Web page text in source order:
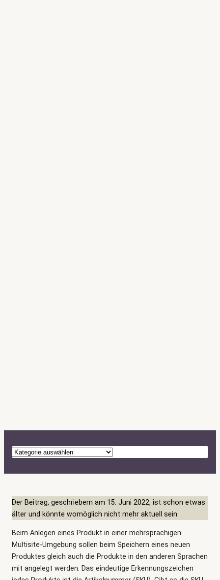
K
t
g
o
r
i
e
n
Der Beitrag, geschriebem am 15. Juni 2022, ist schon etwas
älter und könnte womöglich nicht mehr aktuell sein
Beim Anlegen eines Produkt in einer mehrsprachigen
Multisite-Umgebung sollen beim Speichern eines neuen
Produktes gleich auch die Produkte in den anderen Sprachen
mit angelegt werden. Das eindeutige Erkennungszeichen